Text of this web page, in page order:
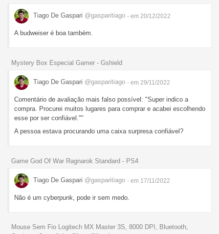
Tiago De Gaspari @gasparitiago - em 20/12/2022
A budweiser é boa também.
Mystery Box Especial Gamer - Gshield
Tiago De Gaspari @gasparitiago - em 29/11/2022
Comentário de avaliação mais falso possível: "Super indico a
compra. Procurei muitos lugares para comprar e acabei escolhendo
esse por ser confiável.""
A pessoa estava procurando uma caixa surpresa confiável?
Game God Of War Ragnarok Standard - PS4
Tiago De Gaspari @gasparitiago - em 17/11/2022
Não é um cyberpunk, pode ir sem medo.
Mouse Sem Fio Logitech MX Master 3S, 8000 DPI, Bluetooth,